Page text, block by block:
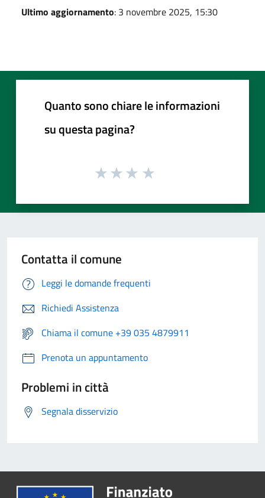
Ultimo aggiornamento: 3 novembre 2025, 15:30
Quanto sono chiare le informazioni
su questa pagina?
Contatta il comune
Leggi le domande frequenti
Richiedi Assistenza
Chiama il comune +39 035 4879911
Prenota un appuntamento
Problemi in città
Segnala disservizio